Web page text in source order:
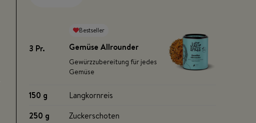
3 Pr.
Bestseller
Gemüse Allrounder
Gewürzzubereitung für jedes
Gemüse
150 g
Langkornreis
250 g
Zuckerschoten